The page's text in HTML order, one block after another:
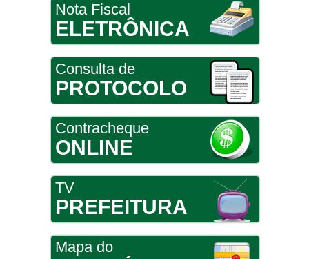
Nota Fiscal
ELETRÔNICA
Consulta de
PROTOCOLO
Contracheque
ONLINE
TV
PREFEITURA
Mapa do